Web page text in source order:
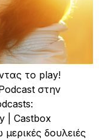
το play!
στην
| Castbox
δουλειές